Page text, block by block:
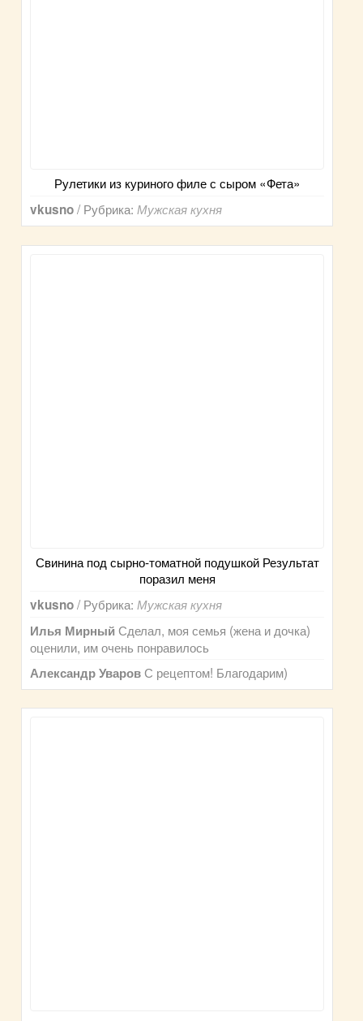
Рулетики из куриного филе с сыром «Фета»
vkusno/ Рубрика:Мужская кухня
Свинина под сырно-томатной подушкой Результат
поразил меня
vkusno/ Рубрика:Мужская кухня
Илья Мирный Сделал, моя семья (жена и дочка)
оценили, им очень понравилось
Александр УваровС рецептом! Благодарим)